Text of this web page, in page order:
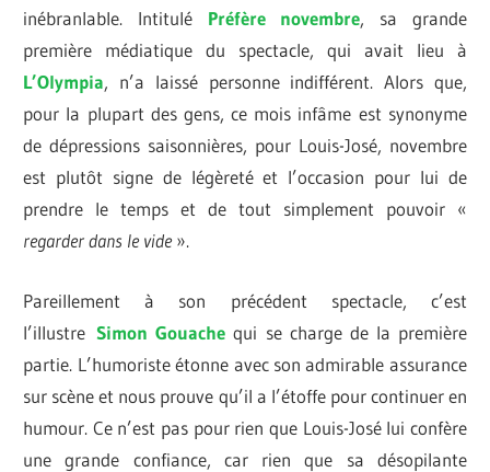
inébranlable. Intitulé Préfère novembre, sa grande
première médiatique du spectacle, qui avait lieu à
L’Olympia, n’a laissé personne indifférent. Alors que,
pour la plupart des gens, ce mois infâme est synonyme
de dépressions saisonnières, pour Louis-José, novembre
est plutôt signe de légèreté et l’occasion pour lui de
prendre le temps et de tout simplement pouvoir «
regarder dans le vide».
Pareillement à son précédent spectacle, c’est
l’illustreSimon Gouache qui se charge de la première
partie. L’humoriste étonne avec son admirable assurance
sur scène et nous prouve qu’il a l’étoffe pour continuer en
humour. Ce n’est pas pour rien que Louis-José lui confère
une grande confiance, car rien que sa désopilante